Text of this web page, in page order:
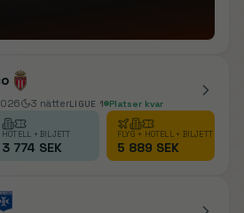
3 nätterLIGUE 1 Platser kvar
HOTELL + BILJETT
3 774 SEK
FLYG + HOTELL + BILJETT
5 889 SEK